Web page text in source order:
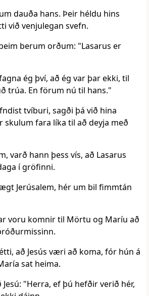
dauða hans. Þeir héldu hins
við venjulegan svefn.
berum orðum: "Lasarus er
ég því, að ég var þar ekki, til
trúa. En förum nú til hans."
tvíburi, sagði þá við hina
skulum fara líka til að deyja með
varð hann þess vís, að Lasarus
í gröfinni.
Jerúsalem, hér um bil fimmtán
voru komnir til Mörtu og Maríu að
að Jesús væri að koma, fór hún á
sat heima.
"Herra, ef þú hefðir verið hér,